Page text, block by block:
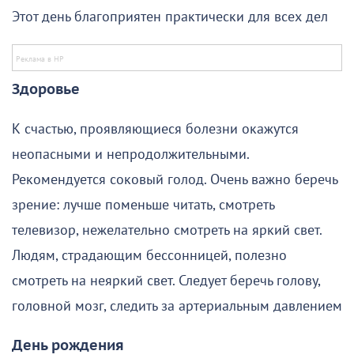
Этот день благоприятен практически для всех дел
Здоровье
К счастью, проявляющиеся болезни окажутся
неопасными и непродолжительными.
Рекомендуется соковый голод. Очень важно беречь
зрение: лучше поменьше читать, смотреть
телевизор, нежелательно смотреть на яркий свет.
Людям, страдающим бессонницей, полезно
смотреть на неяркий свет. Следует беречь голову,
головной мозг, следить за артериальным давлением
День рождения